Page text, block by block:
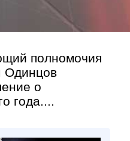
полномочия
Одинцов
о
года....